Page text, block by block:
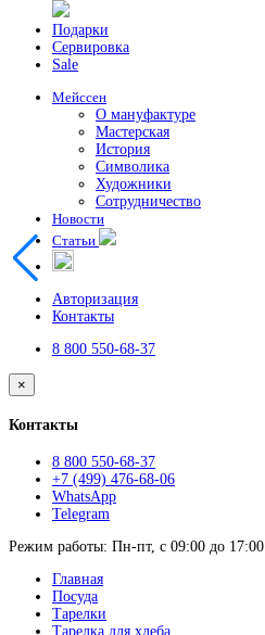
Подарки
Сервировка
Sale
Мейссен
О мануфактуре
Мастерская
История
Символика
Художники
Сотрудничество
Новости
Статьи
Авторизация
Контакты
8 800 550-68-37
×
Контакты
8 800 550-68-37
+7 (499) 476-68-06
WhatsApp
Telegram
Режим работы: Пн-пт, с 09:00 до 17:00
Главная
Посуда
Тарелки
Тарелка для хлеба